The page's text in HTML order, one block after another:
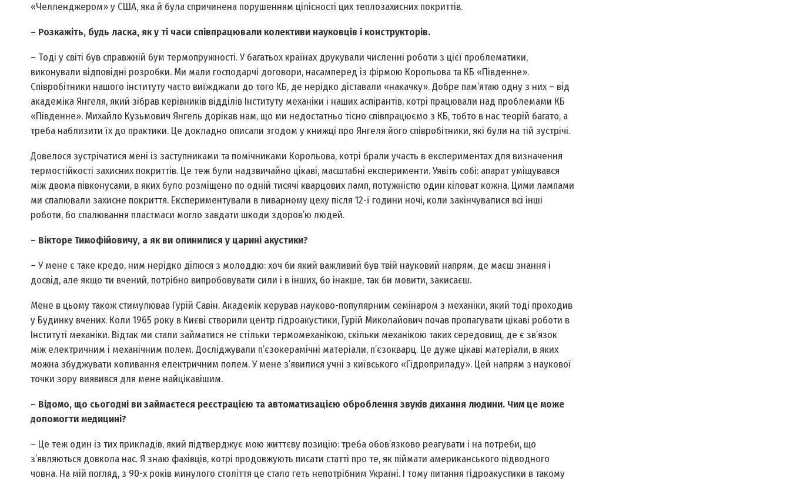
«Челленджером» у США, яка й була спричинена порушенням цілісності цих теплозахисних покриттів.
– Розкажіть, будь ласка, як у ті часи співпрацювали колективи науковців і конструкторів.
– Тоді у світі був справжній бум термопружності. У багатьох країнах друкували численні роботи з цієї проблематики,
виконували відповідні розробки. Ми мали господарчі договори, насамперед із фірмою Корольова та КБ «Південне».
Співробітники нашого інституту часто виїжджали до того КБ, де нерідко діставали «накачку». Добре пам’ятаю одну з них – від
академіка Янгеля, який зібрав керівників відділів Інституту механіки і наших аспірантів, котрі працювали над проблемами КБ
«Південне». Михайло Кузьмович Янгель дорікав нам, що ми недостатньо тісно співпрацюємо з КБ, тобто в нас теорій багато, а
треба наблизити їх до практики. Це докладно описали згодом у книжці про Янгеля його співробітники, які були на тій зустрічі.
Довелося зустрічатися мені із заступниками та помічниками Корольова, котрі брали участь в експериментах для визначення
термостійкості захисних покриттів. Це теж були надзвичайно цікаві, масштабні експерименти. Уявіть собі: апарат уміщувався
між двома півконусами, в яких було розміщено по одній тисячі кварцових ламп, потужністю один кіловат кожна. Цими лампами
ми спалювали захисне покриття. Експериментували в ливарному цеху після 12-ї години ночі, коли закінчувалися всі інші
роботи, бо спалювання пластмаси могло завдати шкоди здоров’ю людей.
– Вікторе Тимофійовичу, а як ви опинилися у царині акустики?
– У мене є таке кредо, ним нерідко ділюся з молоддю: хоч би який важливий був твій науковий напрям, де маєш знання і
досвід, але якщо ти вчений, потрібно випробовувати сили і в інших, бо інакше, так би мовити, закисаєш.
Мене в цьому також стимулював Гурій Савін. Академік керував науково-популярним семінаром з механіки, який тоді проходив
у Будинку вчених. Коли 1965 року в Києві створили центр гідроакустики, Гурій Миколайович почав пропагувати цікаві роботи в
Інституті механіки. Відтак ми стали займатися не стільки термомеханікою, скільки механікою таких середовищ, де є зв’язок
між електричним і механічним полем. Досліджували п’єзокерамічні матеріали, п’єзокварц. Це дуже цікаві матеріали, в яких
можна збуджувати коливання електричним полем. У мене з’явилися учні з київського «Гідроприладу». Цей напрям з наукової
точки зору виявився для мене найцікавішим.
– Відомо, що сьогодні ви займаєтеся реєстрацією та автоматизацією оброблення звуків дихання людини. Чим це може
допомогти медицині?
– Це теж один із тих прикладів, який підтверджує мою життєву позицію: треба обов’язково реагувати і на потреби, що
з’являються довкола нас. Я знаю фахівців, котрі продовжують писати статті про те, як піймати американського підводного
човна. На мій погляд, з 90-х років минулого століття це стало геть непотрібним Україні. І тому питання гідроакустики в такому